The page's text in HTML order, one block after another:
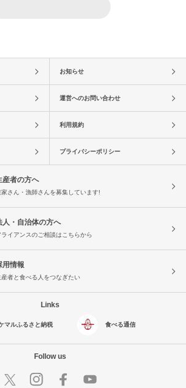
お知らせ
運営へのお問い合わせ
利用規約
プライバシーポリシー
産者の方へ
家さん・漁師さんを募集しています!
人・自治体の方へ
ライアンスのご相談はこちらから
用情報
産者と食べる人をつなぎたい
Links
マルふるさと納税 食べる通信
Follow us